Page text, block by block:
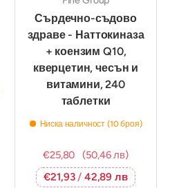
Сърдечно-съдово
здраве - Наттокиназа
+ коензим Q10,
кверцетин, чесън и
витамини, 240
таблетки
Ниска наличност (10 броя)
€25,80
(50,46 лв)
€21,93/ 42,89 лв